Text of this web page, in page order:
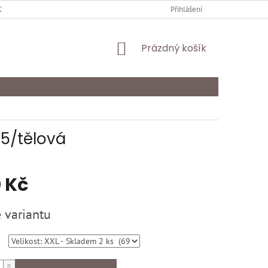
OCHRANY OSOBNÍCH ÚDAJŮ ODSTOUPENÍ OD
Přihlášení
NÁKUPNÍ
Prázdný košík
tělová
Kč
variantu